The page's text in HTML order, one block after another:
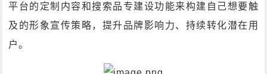
平台的定制内容和搜索品专建设功能来构建自己想要触
及的形象宣传策略，提升品牌影响力、持续转化潜在用
户。